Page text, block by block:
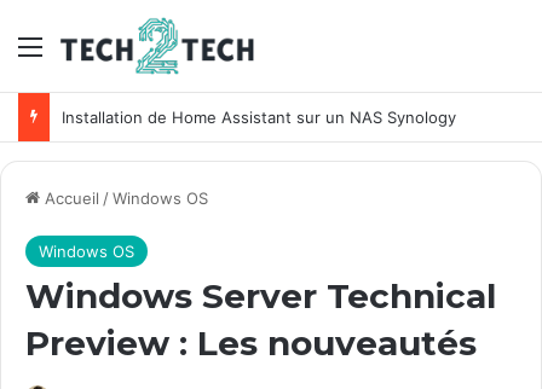
Menu
Accueil /Windows OS
Windows OS
Windows Server Technical
Preview : Les nouveautés